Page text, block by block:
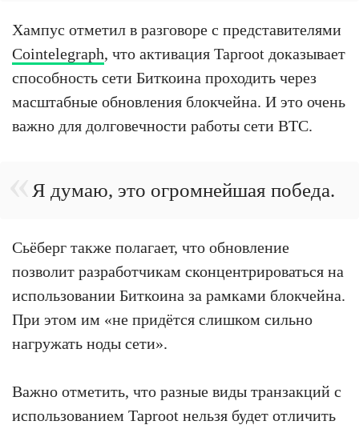
Хампус отметил в разговоре с представителями
Cointelegraph, что активация Taproot доказывает
способность сети Биткоина проходить через
масштабные обновления блокчейна. И это очень
важно для долговечности работы сети BTC.
Я думаю, это огромнейшая победа.
Сьёберг также полагает, что обновление
позволит разработчикам сконцентрироваться на
использовании Биткоина за рамками блокчейна.
При этом им «не придётся слишком сильно
нагружать ноды сети».
Важно отметить, что разные виды транзакций с
использованием Taproot нельзя будет отличить